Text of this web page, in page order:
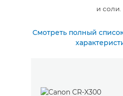
и соли.
Смотреть полный